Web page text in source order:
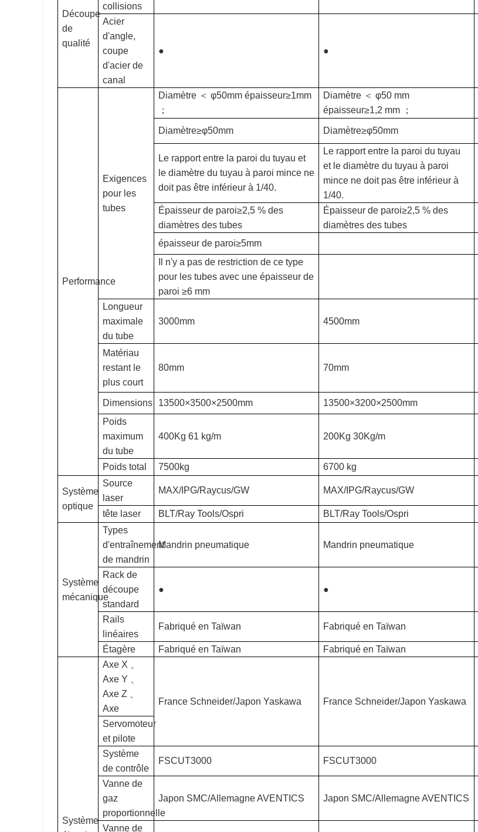
Découpe
de
qualité
collisions
Acier
d'angle,
coupe
d'acier de
canal
● ●
Performance
Exigences
pour les
tubes
Diamètre ＜ φ50mm épaisseur≥1mm
；
Diamètre ＜ φ50 mm
épaisseur≥1,2 mm
；
Diamètre≥φ50mm Diamètre≥φ50mm
Le rapport entre la paroi du tuyau et
le diamètre du tuyau à paroi mince ne
doit pas être inférieur à 1/40.
Le rapport entre la paroi du tuyau
et le diamètre du tuyau à paroi
mince ne doit pas être inférieur à
1/40.
Épaisseur de paroi≥2,5 % des
diamètres des tubes
Épaisseur de paroi≥2,5 % des
diamètres des tubes
épaisseur de paroi≥5mm
Il n'y a pas de restriction de ce type
pour les tubes avec une épaisseur de
paroi ≥6 mm
Longueur
maximale
du tube
3000mm 4500mm
Matériau
restant le
plus court
80mm 70mm
Dimensions 13500×3500×2500mm 13500×3200×2500mm
Poids
maximum
du tube
400Kg 61 kg/m 200Kg 30Kg/m
Poids total 7500kg 6700 kg
Système
optique
Source
laser
MAX/IPG/Raycus/GW MAX/IPG/Raycus/GW
tête laser BLT/Ray Tools/Ospri BLT/Ray Tools/Ospri
Système
mécanique
Types
d'entraînement
de mandrin
Mandrin pneumatique Mandrin pneumatique
Rack de
découpe
standard
● ●
Rails
linéaires
Fabriqué en Taïwan Fabriqué en Taïwan
Étagère Fabriqué en Taïwan Fabriqué en Taïwan
Système
Axe X
Axe Y
Axe Z
Axe
France Schneider/Japon Yaskawa France Schneider/Japon Yaskawa
Servomoteur
et pilote
Système
de contrôle
FSCUT3000 FSCUT3000
Vanne de
gaz
proportionnelle
Japon SMC/Allemagne AVENTICS Japon SMC/Allemagne AVENTICS
Vanne de